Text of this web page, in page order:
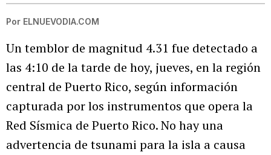
Por ELNUEVODIA.COM
Un temblor de magnitud 4.31 fue detectado a
las 4:10 de la tarde de hoy, jueves, en la región
central de Puerto Rico, según información
capturada por los instrumentos que opera la
Red Sísmica de Puerto Rico. No hay una
advertencia de tsunami para la isla a causa